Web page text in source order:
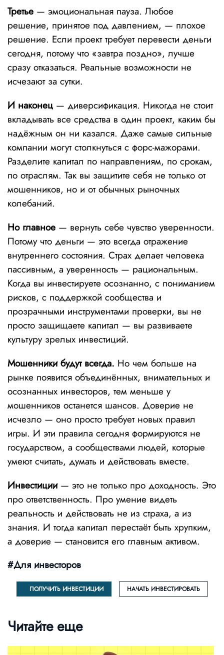
Третье — эмоциональная пауза. Любое
решение, принятое под давлением, — плохое
решение. Если проект требует перевести деньги
сегодня, потому что «завтра поздно», лучше
сразу отказаться. Реальные возможности не
исчезают за сутки.
И наконец — диверсификация. Никогда не стоит
вкладывать все средства в один проект, каким бы
надёжным он ни казался. Даже самые сильные
компании могут столкнуться с форс-мажорами.
Разделите капитал по направлениям, по срокам,
по отраслям. Так вы защитите себя не только от
мошенников, но и от обычных рыночных
колебаний.
Но главное — вернуть себе чувство уверенности.
Потому что деньги — это всегда отражение
внутреннего состояния. Страх делает человека
пассивным, а уверенность — рациональным.
Когда вы инвестируете осознанно, с пониманием
рисков, с поддержкой сообщества и
прозрачными инструментами проверки, вы не
просто защищаете капитал — вы развиваете
культуру зрелых инвестиций.
Мошенники будут всегда. Но чем больше на
рынке появится объединённых, внимательных и
осознанных инвесторов, тем меньше у
мошенников останется шансов. Доверие не
исчезло — оно просто требует новых правил
игры. И эти правила сегодня формируются не
государством, а сообществами людей, которые
умеют считать, думать и действовать вместе.
Инвестиции — это не только про доходность. Это
про ответственность. Про умение видеть
реальность и действовать не из страха, а из
знания. И тогда капитал перестаёт быть хрупким,
а доверие — становится его главным активом.
#Для инвесторов
ПОЛУЧИТЬ ИНВЕСТИЦИИ НАЧАТЬ ИНВЕСТИРОВАТЬ
Читайте еще